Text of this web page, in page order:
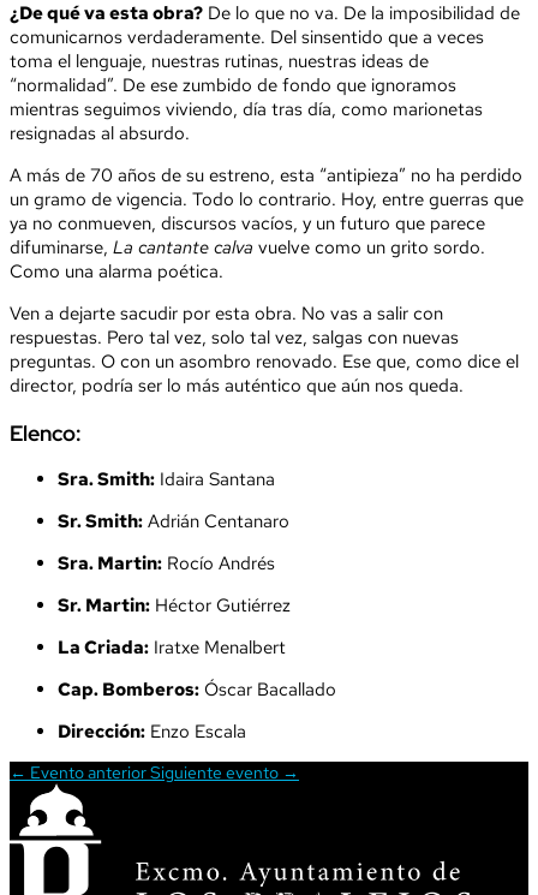
¿De qué va esta obra? De lo que no va. De la imposibilidad de
comunicarnos verdaderamente. Del sinsentido que a veces
toma el lenguaje, nuestras rutinas, nuestras ideas de
“normalidad”. De ese zumbido de fondo que ignoramos
mientras seguimos viviendo, día tras día, como marionetas
resignadas al absurdo.
A más de 70 años de su estreno, esta “antipieza” no ha perdido
un gramo de vigencia. Todo lo contrario. Hoy, entre guerras que
ya no conmueven, discursos vacíos, y un futuro que parece
difuminarse, La cantante calva vuelve como un grito sordo.
Como una alarma poética.
Ven a dejarte sacudir por esta obra. No vas a salir con
respuestas. Pero tal vez, solo tal vez, salgas con nuevas
preguntas. O con un asombro renovado. Ese que, como dice el
director, podría ser lo más auténtico que aún nos queda.
Elenco:
Sra. Smith: Idaira Santana
Sr. Smith: Adrián Centanaro
Sra. Martin: Rocío Andrés
Sr. Martin: Héctor Gutiérrez
La Criada: Iratxe Menalbert
Cap. Bomberos: Óscar Bacallado
Dirección: Enzo Escala
← Evento anteriorSiguiente evento →